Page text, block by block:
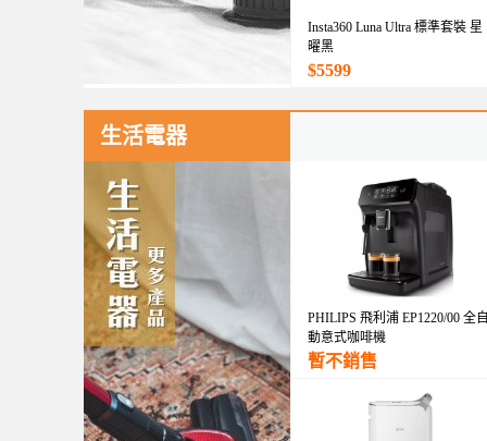
Insta360 Luna Ultra 標準套裝 星
曜黑
$5599
生活電器
PHILIPS 飛利浦 EP1220/00 全
動意式咖啡機
暫不銷售